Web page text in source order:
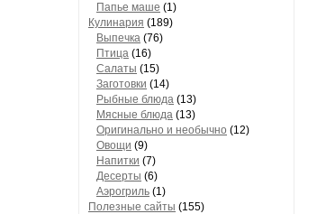
Папье маше (1)
Кулинария (189)
Выпечка (76)
Птица (16)
Салаты (15)
Заготовки (14)
Рыбные блюда (13)
Мясные блюда (13)
Оригинально и необычно (12)
Овощи (9)
Напитки (7)
Десерты (6)
Аэрогриль (1)
Полезные сайты (155)